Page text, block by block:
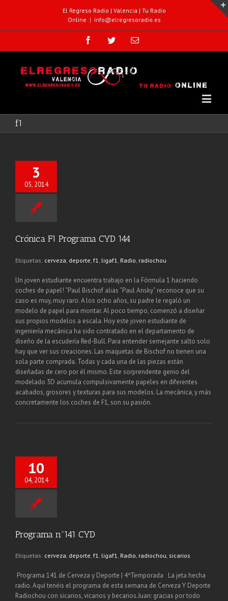
El Regreso Radio | Valencia | Tu Radio
Online | info@elregresoradio.es
f1
3
05, 2014
Crónica F1 Programa CYD 144
Etiquetas: cerveza deporte f1 ligaf1 Radio radiochou
Un joven estudiante encuentra trabajo en la Fórmula 1 haciendo
coches de papel! “Paul Bischof alias “Paul Ansky” reconoce que su
caso es muy, muy raro. A los ocho años, su padre le regaló un
modelo de papel para montar. Al poco tiempo, comenzó a diseñar
sus propios modelos a escala. Hoy este joven estudiante de
ingeniería mecánica ha sido contratado en el departamento de
diseño de la escudería Red-Bull. Para entender semejante salto solo
hay que ver sus creaciones. Las maquetas de Bischof no tienen una
sola parte comprada. Todas y cada una de las piezas están
diseñadas de cero por él mismo. Este sorprendente genio del
modelado 3D acumula compulsivamente papeles en diferentes
acabados, grosores y texturas para sus modelos. La mecánica, y más
concretamente los coches de F1, son su pasión.
10
04, 2014
Programa nº141 CYD
Etiquetas: cerveza, deporte, f1, ligaf1, Radio, radiochou, sicarios
Programa 141 de Cerveza y Deporte | 4ªTemporada La jeta hecha
radio. Aquí tenéis el programa de esta semana de Cerveza Y Deporte
Radiochou con sicarios, vicarios y becarios.Juan: gracias por todo